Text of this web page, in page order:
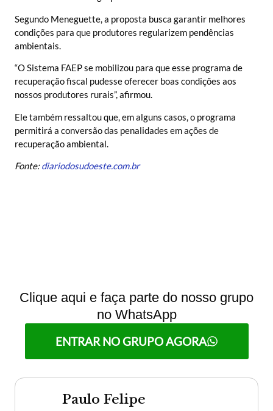
Segundo Meneguette, a proposta busca garantir melhores
condições para que produtores regularizem pendências
ambientais.
“O Sistema FAEP se mobilizou para que esse programa de
recuperação fiscal pudesse oferecer boas condições aos
nossos produtores rurais”, afirmou.
Ele também ressaltou que, em alguns casos, o programa
permitirá a conversão das penalidades em ações de
recuperação ambiental.
Fonte:diariodosudoeste.com.br
Clique aqui e faça parte do nosso grupo
no WhatsApp
ENTRAR NO GRUPO AGORA
Paulo Felipe